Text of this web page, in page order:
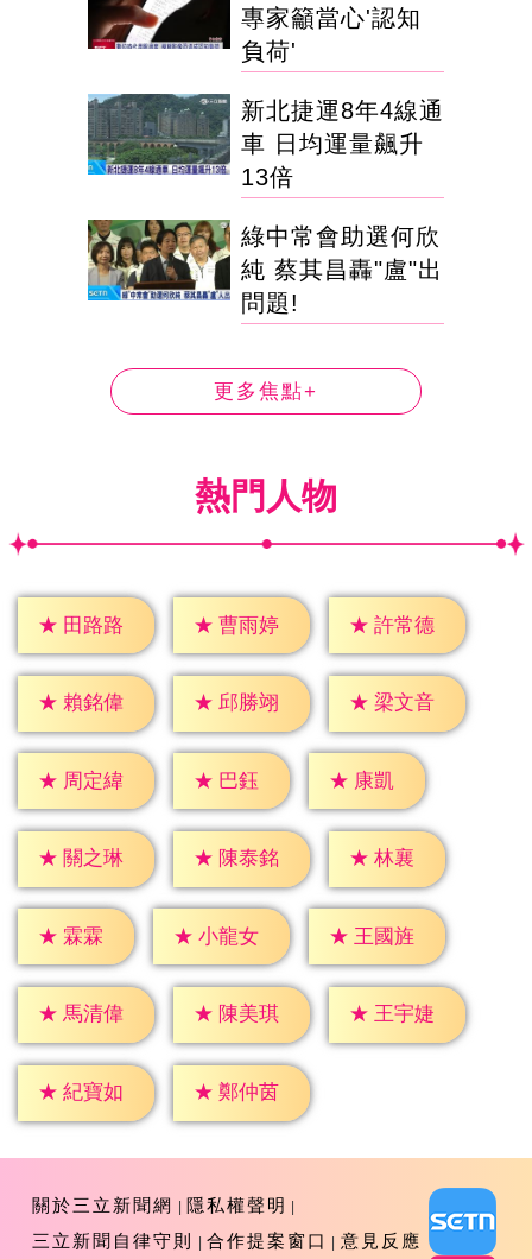
專家籲當心'認知
負荷'
新北捷運8年4線通
車 日均運量飆升
13倍
綠中常會助選何欣
純 蔡其昌轟"盧"出
問題!
更多焦點+
熱門人物
★ 田路路 ★ 曹雨婷 ★ 許常德
★ 賴銘偉 ★ 邱勝翊 ★ 梁文音
★ 周定緯 ★ 巴鈺 ★ 康凱
★ 關之琳 ★ 陳泰銘 ★ 林襄
★ 霖霖 ★ 小龍女 ★ 王國旌
★ 馬清偉 ★ 陳美琪 ★ 王宇婕
★ 紀寶如 ★ 鄭仲茵
關於三立新聞網
隱私權聲明
三立新聞自律守則
合作提案窗口 意見反應